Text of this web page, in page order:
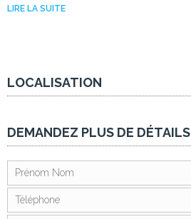
LIRE LA SUITE
LOCALISATION
DEMANDEZ PLUS DE DÉTAILS